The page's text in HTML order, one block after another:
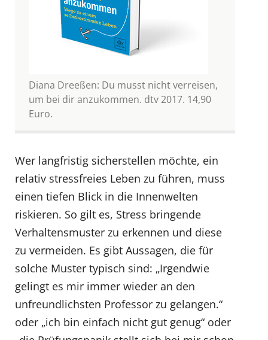
Diana Dreeßen: Du musst nicht verreisen,
um bei dir anzukommen. dtv 2017. 14,90
Euro.
Wer langfristig sicherstellen möchte, ein
relativ stressfreies Leben zu führen, muss
einen tiefen Blick in die Innenwelten
riskieren. So gilt es, Stress bringende
Verhaltensmuster zu erkennen und diese
zu vermeiden. Es gibt Aussagen, die für
solche Muster typisch sind: „Irgendwie
gelingt es mir immer wieder an den
unfreundlichsten Professor zu gelangen.“
oder „ich bin einfach nicht gut genug“ oder